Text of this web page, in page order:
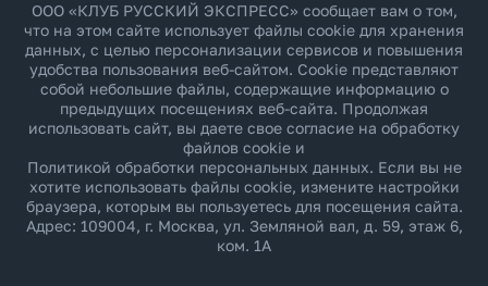
ООО «КЛУБ РУССКИЙ ЭКСПРЕСС» сообщает вам о том,
что на этом сайте использует файлы cookie для хранения
данных, с целью персонализации сервисов и повышения
удобства пользования веб-сайтом. Cookie представляют
собой небольшие файлы, содержащие информацию о
предыдущих посещениях веб-сайта. Продолжая
использовать сайт, вы даете свое согласие на обработку
файлов cookie и
Политикой обработки персональных данных. Если вы не
хотите использовать файлы cookie, измените настройки
браузера, которым вы пользуетесь для посещения сайта.
Адрес: 109004, г. Москва, ул. Земляной вал, д. 59, этаж 6,
ком. 1А